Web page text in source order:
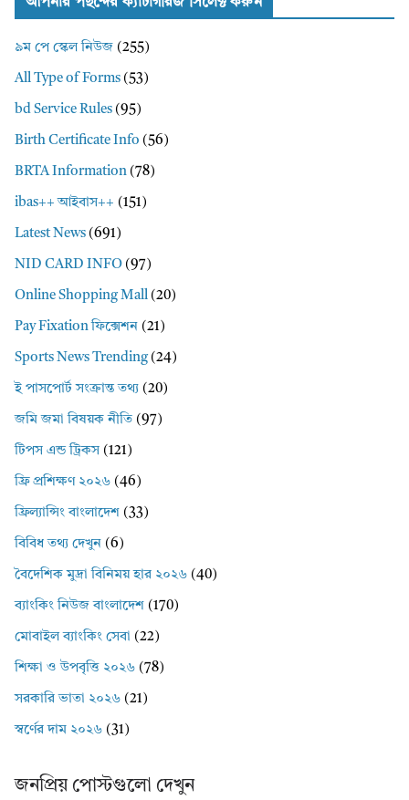
৯ম পে স্কেল নিউজ (255)
All Type of Forms (53)
bd Service Rules (95)
Birth Certificate Info (56)
BRTA Information (78)
ibas++ আইবাস++ (151)
Latest News (691)
NID CARD INFO (97)
Online Shopping Mall (20)
Pay Fixation ফিক্সেশন (21)
Sports News Trending(24)
ই পাসপোর্ট সংক্রান্ত তথ্য (20)
জমি জমা বিষয়ক নীতি (97)
টিপস এন্ড ট্রিকস (121)
ফ্রি প্রশিক্ষণ ২০২৬ (46)
ফ্রিল্যান্সিং বাংলাদেশ (33)
বিবিধ তথ্য দেখুন (6)
বৈদেশিক মুদ্রা বিনিময় হার ২০২৬ (40)
ব্যাংকিং নিউজ বাংলাদেশ (170)
মোবাইল ব্যাংকিং সেবা (22)
শিক্ষা ও উপবৃত্তি ২০২৬ (78)
সরকারি ভাতা ২০২৬ (21)
স্বর্ণের দাম ২০২৬ (31)
জনপ্রিয় পোস্টগুলো দেখুন